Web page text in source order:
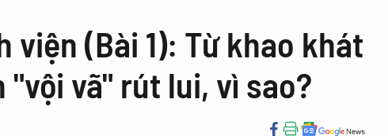
viện (Bài 1): Từ khao khát
vã" rút lui, vì sao?